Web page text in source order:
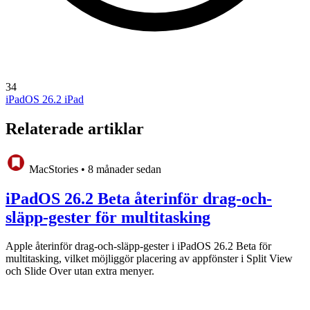
34
iPadOS 26.2 iPad
Relaterade artiklar
MacStories • 8 månader sedan
iPadOS 26.2 Beta återinför drag-och-
släpp-gester för multitasking
Apple återinför drag-och-släpp-gester i iPadOS 26.2 Beta för
multitasking, vilket möjliggör placering av appfönster i Split View
och Slide Over utan extra menyer.